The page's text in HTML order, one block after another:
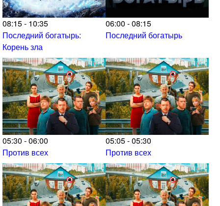
08:15 - 10:35
Последний богатырь:
Корень зла
06:00 - 08:15
Последний богатырь
05:30 - 06:00
Против всех
05:05 - 05:30
Против всех